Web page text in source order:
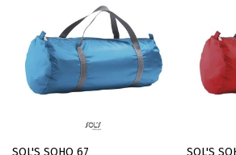
SOL'S SOHO 67 SOL'S